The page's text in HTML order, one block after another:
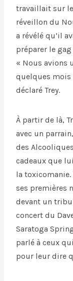
travaillait sur
réveillon du
a révélé qu’il
préparer le
« Nous avions
quelques mois
déclaré Trey.
À partir de là,
avec un
des
cadeaux que
la
ses premières
devant un
concert du
Saratoga
parlé à ceux
pour leur dire